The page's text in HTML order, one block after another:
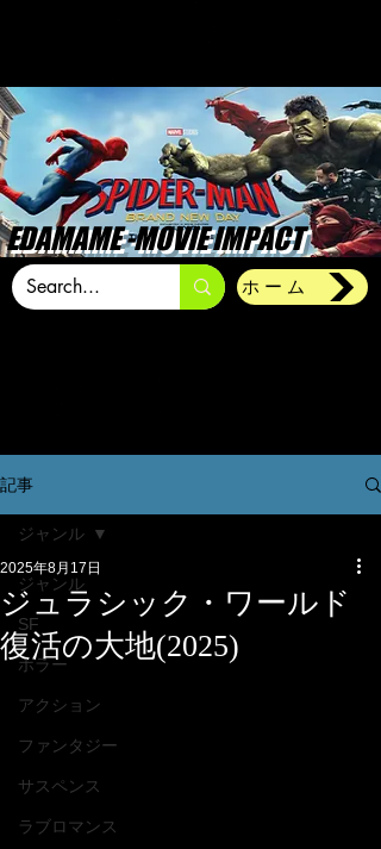
EDAMAME -MOVIE IMPACT
ホーム
記事
ジャンル
SF
ホラー
アクション
ファンタジー
サスペンス
ラブロマンス
ジャンル
ジュラシック・ワールド
復活の大地(2025)
2025年8月17日